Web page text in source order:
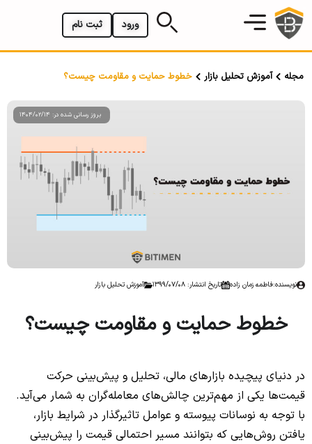
ثبت نام ورود
مجله آموزش تحلیل بازار خطوط حمایت و مقاومت چیست؟
بروز رسانی شده در: 1404/02/14
نویسنده:فاطمه زمان زاده تاریخ انتشار: 1399/07/08 آموزش تحلیل بازار
خطوط حمایت و مقاومت چیست؟
در دنیای پیچیده بازارهای مالی، تحلیل و پیش‌بینی حرکت
قیمت‌ها یکی از مهم‌ترین چالش‌های معامله‌گران به شمار می‌آید.
با توجه به نوسانات پیوسته و عوامل تاثیرگذار در شرایط بازار،
یافتن روش‌هایی که بتوانند مسیر احتمالی قیمت را پیش‌بینی